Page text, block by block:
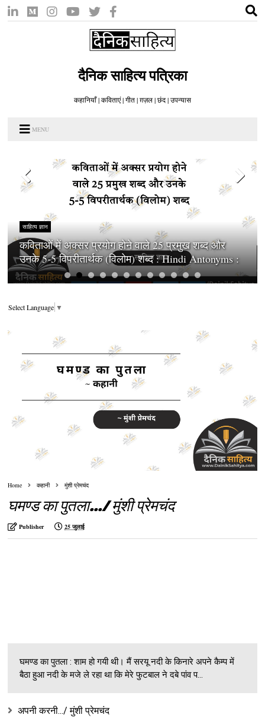
दैनिक साहित्य पत्रिका
कहानियाँ | कविताएं | गीत | ग़ज़ल | छंद | उपन्यास
MENU
साहित्य ज्ञान
कविताओं में अक्सर प्रयोग होने वाले 25 प्रमुख शब्द और
उनके 5-5 विपरीतार्थक (विलोम) शब्द : Hindi Antonyms :
Select Language ▼
Home कहानी मुंशी प्रेमचंद
घमण्ड का पुतला.../ मुंशी प्रेमचंद
Publisher 25 जुलाई
घमण्ड का पुतला : शाम हो गयी थी। मैं सरयू नदी के किनारे अपने कैम्प में
बैठा हुआ नदी के मजे ले रहा था कि मेरे फुटबाल ने दबे पांव प...
अपनी करनी.../ मुंशी प्रेमचंद